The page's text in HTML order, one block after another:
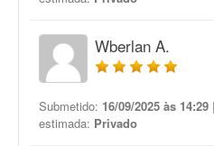
Wberlan A.
Submetido: 16/09/2025 às 14:29
estimada: Privado